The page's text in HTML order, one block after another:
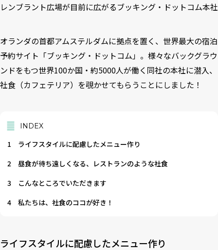
レンブラント広場が目前に広がるブッキング・ドットコム本社
オランダの首都アムステルダムに拠点を置く、世界最大の宿泊
予約サイト「ブッキング・ドットコム 」。様々なバックグラウ
ンドをもつ世界100か国・約5000人が働く同社の本社に潜入、
社食（カフェテリア）を覗かせてもらうことにしました！
INDEX
1
ライフスタイルに配慮したメニュー作り
2
昼食が待ち遠しくなる、レストランのような社食
3
こんなところでいただきます
4
私たちは、社食のココが好き！
ライフスタイルに配慮したメニュー作り